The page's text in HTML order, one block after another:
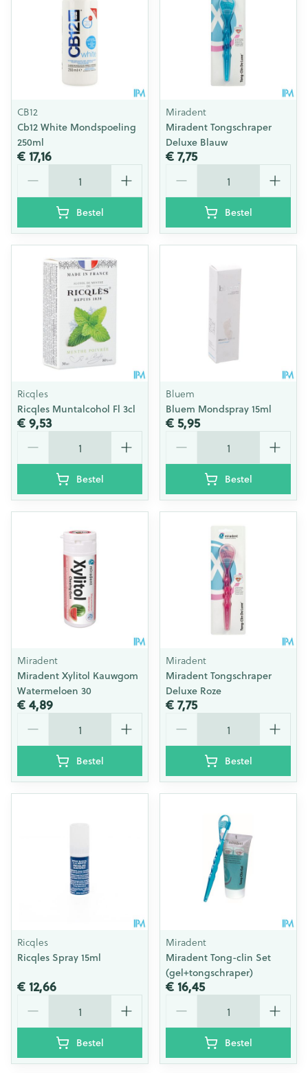
CB12
Cb12 White Mondspoeling
250ml
€ 17,16
Bestel
Miradent
Miradent Tongschraper
Deluxe Blauw
€ 7,75
Bestel
Ricqles
Ricqles Muntalcohol Fl 3cl
€ 9,53
Bestel
Bluem
Bluem Mondspray 15ml
€ 5,95
Bestel
Miradent
Miradent Xylitol Kauwgom
Watermeloen 30
€ 4,89
Bestel
Miradent
Miradent Tongschraper
Deluxe Roze
€ 7,75
Bestel
Ricqles
Ricqles Spray 15ml
€ 12,66
Bestel
Miradent
Miradent Tong-clin Set
(gel+tongschraper)
€ 16,45
Bestel